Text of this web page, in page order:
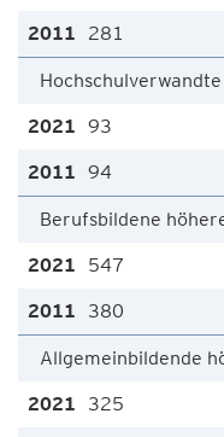
281
93
94
Berufsbildene
547
380
Allgemeinbildende
325